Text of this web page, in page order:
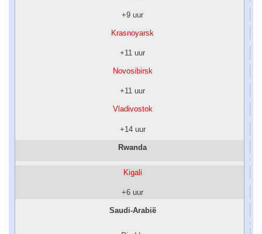
+9 uur
Krasnoyarsk
+11 uur
Novosibirsk
+11 uur
Vladivostok
+14 uur
Rwanda
Kigali
+6 uur
Saudi-Arabië